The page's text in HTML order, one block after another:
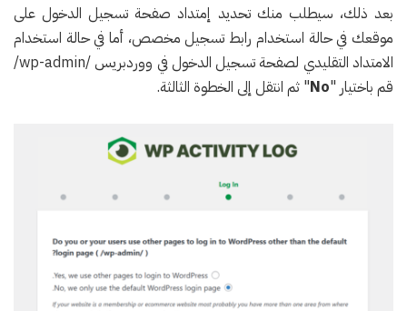
بعد ذلك، سيطلب منك تحديد إمتداد صفحة تسجيل الدخول على
موقعك في حالة استخدام رابط تسجيل مخصص، أما في حالة استخدام
الامتداد التقليدي لصفحة تسجيل الدخول في ووردبريس /wp-admin/
قم باختيار "No" ثم انتقل إلى الخطوة الثالثة.